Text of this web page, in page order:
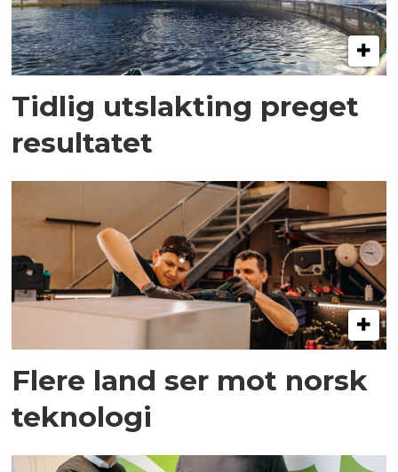
Tidlig utslakting preget
resultatet
Flere land ser mot norsk
teknologi